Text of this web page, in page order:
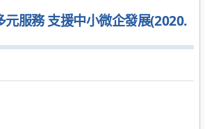
元服務 支援中小微企發展(2020.